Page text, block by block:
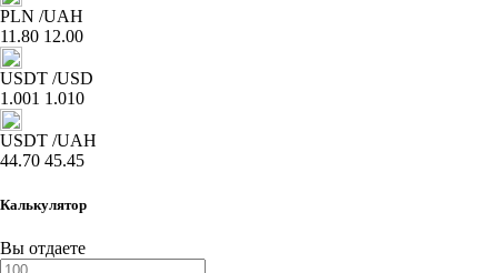
PLN /UAH
11.80 12.00
USDT /USD
1.001 1.010
USDT /UAH
44.70 45.45
Калькулятор
Вы отдаете